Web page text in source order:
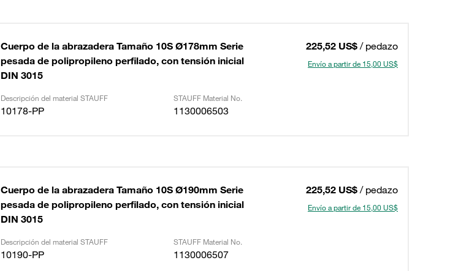
Cuerpo de la abrazadera Tamaño 10S Ø178mm Serie
pesada de polipropileno perfilado, con tensión inicial
DIN 3015
225,52 US$ / pedazo
Envío a partir de 15,00 US$
Descripción del material STAUFF STAUFF Material No.
10178-PP 1130006503
Cuerpo de la abrazadera Tamaño 10S Ø190mm Serie
pesada de polipropileno perfilado, con tensión inicial
DIN 3015
225,52 US$ / pedazo
Envío a partir de 15,00 US$
Descripción del material STAUFF STAUFF Material No.
10190-PP 1130006507